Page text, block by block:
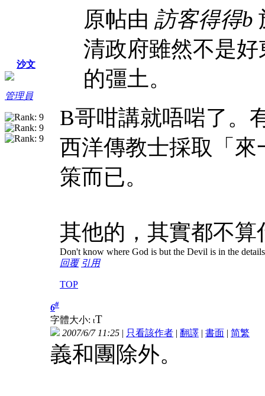
沙文
管理員
原帖由 訪客得得b
清政府雖然不是
的彊土。
B哥咁講就唔啱了。
西洋傳教士採取「
策而已。
其他的，其實都不算
Don't know where God is but the Devil is in the details
回覆 引用
TOP
6#
字體大小: tT
2007/6/7 11:25 | 只看該作者 | 翻譯 | 書面 | 简繁
義和團除外。